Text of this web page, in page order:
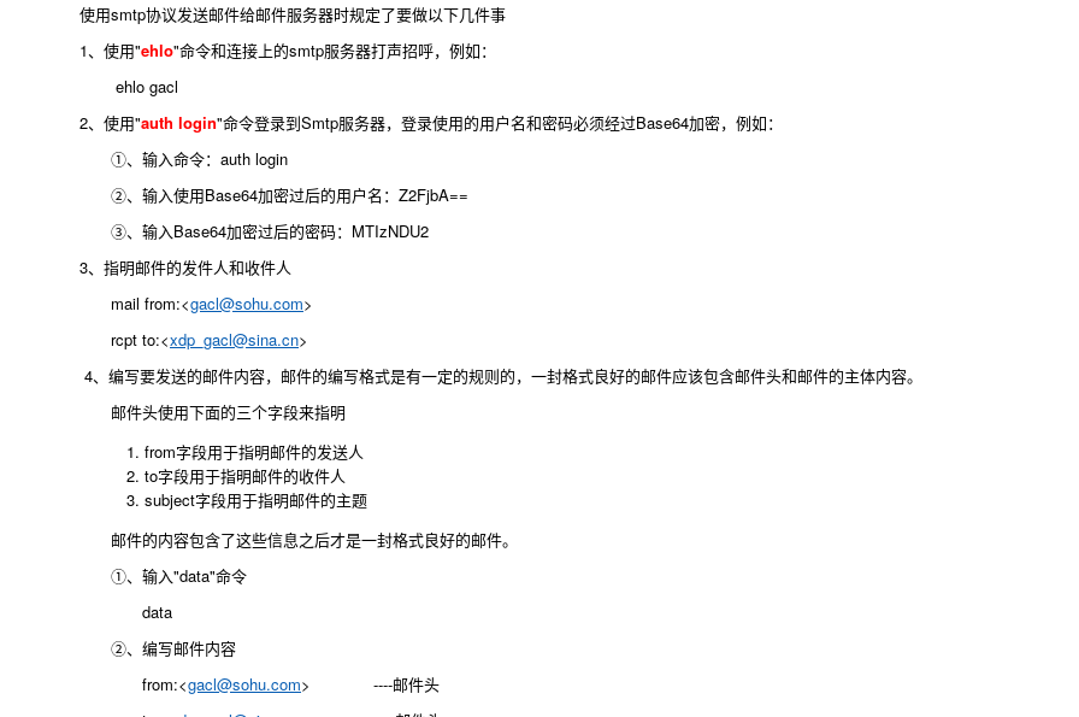
使用smtp协议发送邮件给邮件服务器时规定了要做以下几件事
1、使用"ehlo"命令和连接上的smtp服务器打声招呼，例如：
ehlo gacl
2、使用"auth login"命令登录到Smtp服务器，登录使用的用户名和密码必须经过Base64加密，例如：
①、输入命令：auth login
②、输入使用Base64加密过后的用户名：Z2FjbA==
③、输入Base64加密过后的密码：MTIzNDU2
3、指明邮件的发件人和收件人
mail from:<gacl@sohu.com>
rcpt to:<xdp_gacl@sina.cn>
4、编写要发送的邮件内容，邮件的编写格式是有一定的规则的，一封格式良好的邮件应该包含邮件头和邮件的主体内容。
邮件头使用下面的三个字段来指明
from字段用于指明邮件的发送人
to字段用于指明邮件的收件人
subject字段用于指明邮件的主题
邮件的内容包含了这些信息之后才是一封格式良好的邮件。
①、输入"data"命令
data
②、编写邮件内容
from:<gacl@sohu.com> ----邮件头